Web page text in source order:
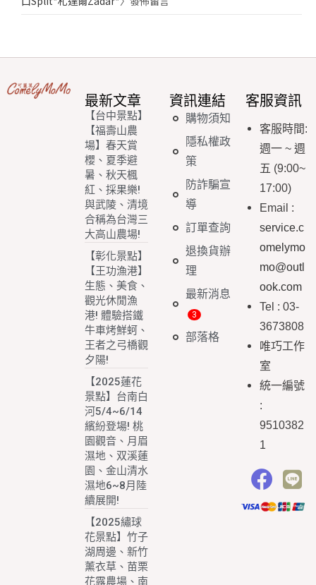
最新文章
【台中景點】
【福壽山農
場】春天賞
櫻、夏季避
暑、秋天楓
紅、採果樂!
與武陵、清境
合稱為台灣三
大高山農場!
【彰化景點】
【王功漁港】
生態、美食、
觀光休閒漁
港! 體驗搭鐵
牛車烤鮮蚵、
王者之弓橋觀
夕陽!
【2025蓮花
景點】台南白
河5/4~6/14
繽紛登場! 桃
園觀音、月眉
濕地、双溪蓮
園、金山清水
濕地6~8月陸
續展開!
【2025繡球
花景點】竹子
湖周邊、新竹
薰衣草、苗栗
花露農場、南
資訊連結
購物須知
隱私權政
策
防詐騙宣
導
訂單查詢
退換貨辦
理
最新消息
部落格
客服資訊
客服時間:
週一 ~ 週
五 (9:00~
17:00)
Email :
service.c
omelymo
mo@outl
ook.com
Tel : 03-
3673808
唯巧工作
室
統一編號
:
9510382
1